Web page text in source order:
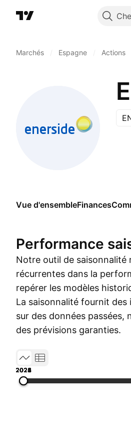
Marchés Espagne Actions
Vue d'ensembleFinances
Performance
Notre outil de saisonnalité
récurrentes dans la
repérer les modèles
La saisonnalité fournit
sur des données passées,
des prévisions garanties.
2022
2023
2024
2025
2026